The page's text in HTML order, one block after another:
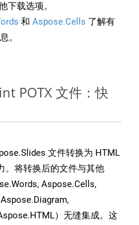
下载选项。
和 Aspose.Cells 了解有
。
POTX 文件：快
文件转换为 HTML
。将转换后的文件与其他
Aspose.Cells,
）无缝集成。这